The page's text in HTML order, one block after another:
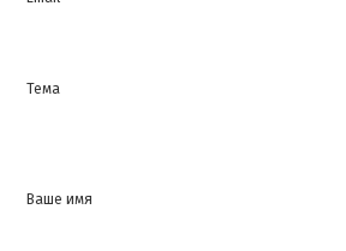
Тема
Ваше имя